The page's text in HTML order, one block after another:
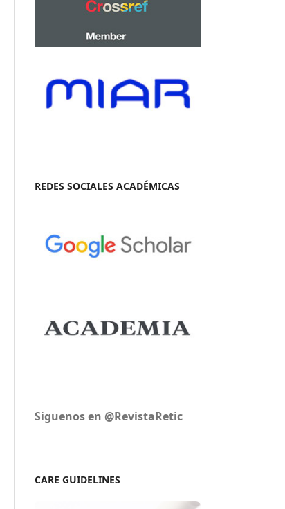
REDES SOCIALES ACADÉMICAS
Siguenos en @RevistaRetic
CARE GUIDELINES